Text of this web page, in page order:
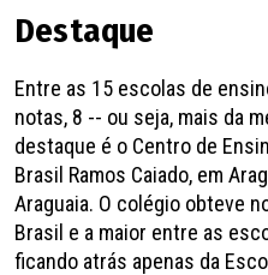
Destaque
Entre as 15 escolas de
notas, 8 -- ou seja, mais da
destaque é o Centro de
Brasil Ramos Caiado, em
Araguaia. O colégio obteve
Brasil e a maior entre as
ficando atrás apenas da